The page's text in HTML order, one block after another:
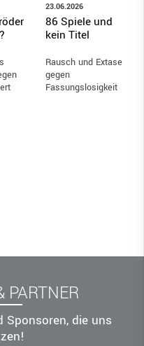
23.06.2026
86 Spiele und
kein Titel
Rausch und Extase
gegen
Fassungslosigkeit
PARTNER
Sponsoren, die uns